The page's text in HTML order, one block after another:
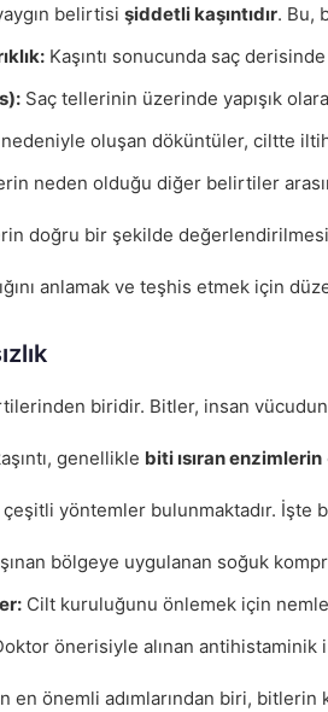
belirtisi şiddetli kaşıntıdır. Bu,
Kaşıntı sonucunda saç
Saç tellerinin üzerinde yapışık
nedeniyle oluşan döküntüler, ciltte
neden olduğu diğer belirtiler
doğru bir şekilde
anlamak ve teşhis etmek için
biridir. Bitler, insan
genellikle biti ısıran enzimlerin
çeşitli yöntemler bulunmaktadır. İşte
bölgeye uygulanan soğuk
Cilt kuruluğunu önlemek için
önerisiyle alınan antihistaminik
en önemli adımlarından biri,